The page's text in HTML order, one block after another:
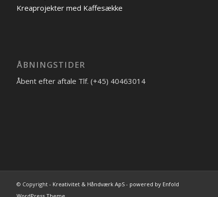
Kreaprojekter med Kaffesække
ÅBNINGSTIDER
Åbent efter aftale Tlf. (+45) 40463014
© Copyright - Kreativitet & Håndværk ApS- powered by Enfold